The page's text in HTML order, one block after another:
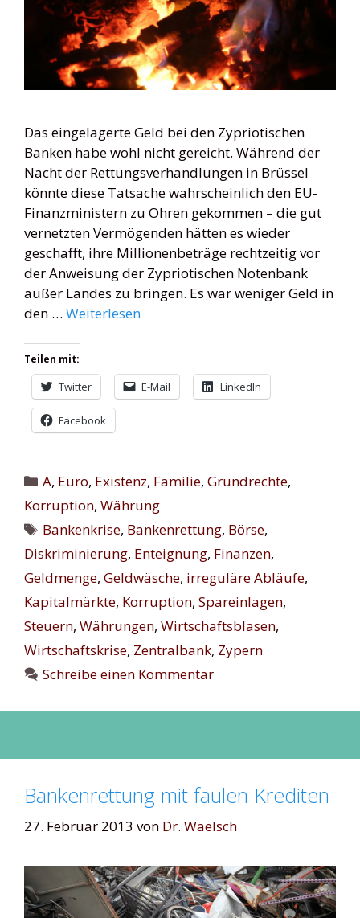
Das eingelagerte Geld bei den Zypriotischen
Banken habe wohl nicht gereicht. Während der
Nacht der Rettungsverhandlungen in Brüssel
könnte diese Tatsache wahrscheinlich den EU-
Finanzministern zu Ohren gekommen – die gut
vernetzten Vermögenden hätten es wieder
geschafft, ihre Millionenbeträge rechtzeitig vor
der Anweisung der Zypriotischen Notenbank
außer Landes zu bringen. Es war weniger Geld in
den … Weiterlesen
Teilen mit:
Twitter E-Mail LinkedIn
Facebook
Kategorien
A, Euro, Existenz, Familie,Grundrechte,
Korruption, Währung
Schlagwörter
Bankenkrise, Bankenrettung, Börse,
Diskriminierung, Enteignung, Finanzen,
Geldmenge, Geldwäsche, irreguläre Abläufe,
Kapitalmärkte, Korruption, Spareinlagen,
Steuern, Währungen, Wirtschaftsblasen,
Wirtschaftskrise, Zentralbank, Zypern
Schreibe einen Kommentar
Bankenrettung mit faulen Krediten
27. Februar 2013 von Dr. Waelsch